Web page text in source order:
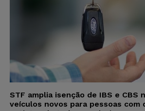
STF amplia isenção de IBS e CBS
veículos novos para pessoas com